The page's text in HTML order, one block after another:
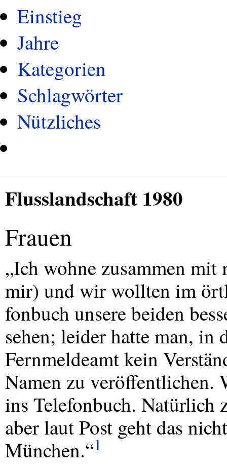
Einstieg
Jahre
Kategorien
Schlagwörter
Nützliches
Flusslandschaft 1980
Frauen
„Ich wohne zusammen
mir) und wir wollten im
fonbuch unsere beiden
sehen; leider hatte man, in
Fernmeldeamt kein
Namen zu veröffentlichen.
ins Telefonbuch. Natürlich
aber laut Post geht das
München.“1